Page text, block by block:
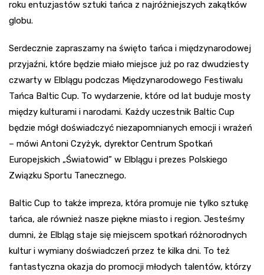
roku entuzjastów sztuki tańca z najróżniejszych zakątków
globu.
Serdecznie zapraszamy na święto tańca i międzynarodowej
przyjaźni, które będzie miało miejsce już po raz dwudziesty
czwarty w Elblągu podczas Międzynarodowego Festiwalu
Tańca Baltic Cup. To wydarzenie, które od lat buduje mosty
między kulturami i narodami. Każdy uczestnik Baltic Cup
będzie mógł doświadczyć niezapomnianych emocji i wrażeń
– mówi Antoni Czyżyk, dyrektor Centrum Spotkań
Europejskich „Światowid” w Elblągu i prezes Polskiego
Związku Sportu Tanecznego.
Baltic Cup to także impreza, która promuje nie tylko sztukę
tańca, ale również nasze piękne miasto i region. Jesteśmy
dumni, że Elbląg staje się miejscem spotkań różnorodnych
kultur i wymiany doświadczeń przez te kilka dni. To też
fantastyczna okazja do promocji młodych talentów, którzy